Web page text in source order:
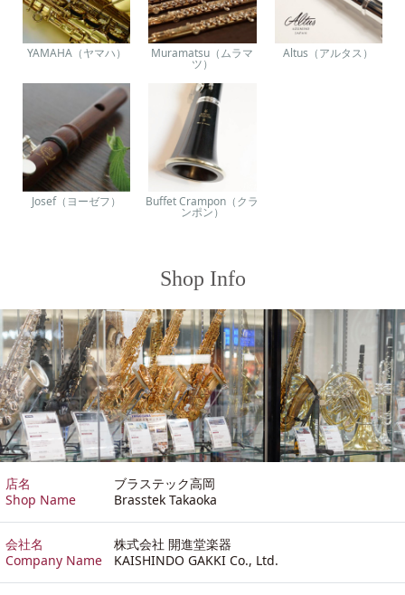
YAMAHA（ヤマハ） Muramatsu（ムラマ
ツ）
Altus（アルタス）
Josef（ヨーゼフ） Buffet Crampon（クラ
ンポン）
Shop Info
店名
Shop Name
ブラステック高岡
Brasstek Takaoka
会社名
Company Name
株式会社 開進堂楽器
KAISHINDO GAKKI Co., Ltd.